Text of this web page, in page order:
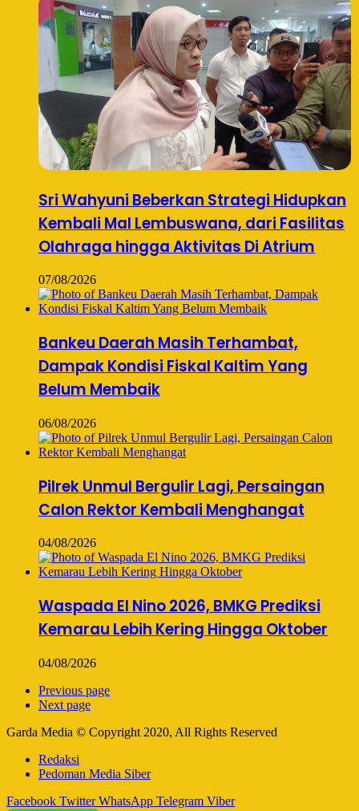
Sri Wahyuni Beberkan Strategi Hidupkan
Kembali Mal Lembuswana, dari Fasilitas
Olahraga hingga Aktivitas Di Atrium
07/08/2026
Bankeu Daerah Masih Terhambat,
Dampak Kondisi Fiskal Kaltim Yang
Belum Membaik
06/08/2026
Pilrek Unmul Bergulir Lagi, Persaingan
Calon Rektor Kembali Menghangat
04/08/2026
Waspada El Nino 2026, BMKG Prediksi
Kemarau Lebih Kering Hingga Oktober
04/08/2026
Previous page
Next page
Garda Media © Copyright 2020, All Rights Reserved
Redaksi
Pedoman Media Siber
Facebook Twitter WhatsApp Telegram Viber